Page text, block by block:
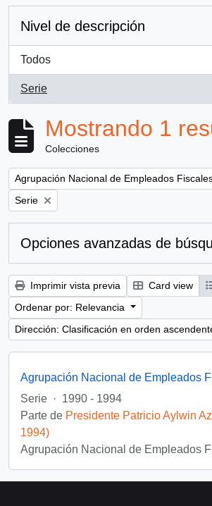
Nivel de descripción
Todos
Serie
, 1 resultados
Mostrando 1
Colecciones
Remove filter:
Agrupación Nacional de Empleados
Remove filter:
Serie
Opciones avanzadas de
Imprimir vista previa Card view
Ordenar por: Relevancia
Dirección: Clasificación en orden
Serie · 1990 - 1994
Parte de Presidente Patricio Aylwin
1994)
Agrupación Nacional de Empleados